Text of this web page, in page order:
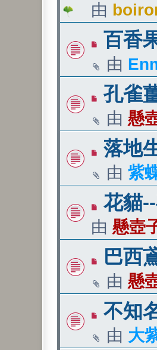
由
百香
由
孔雀
由 懸
落地
由 紫
花貓
由 懸壺
巴西
由 懸
不知
由 大